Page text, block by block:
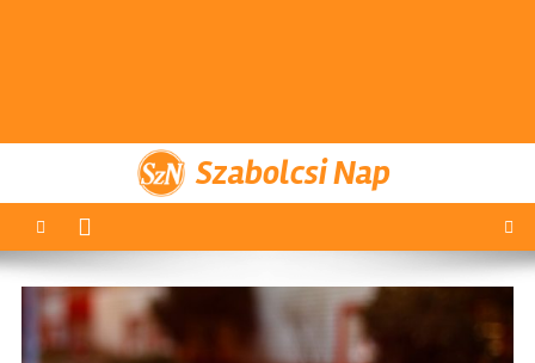
Szabolcsi Nap